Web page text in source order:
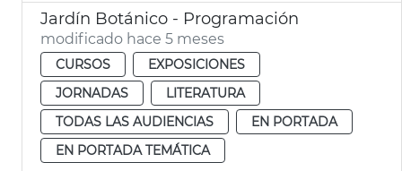
Jardín Botánico - Programación
modificado hace 5 meses
CURSOS
EXPOSICIONES
JORNADAS
LITERATURA
TODAS LAS AUDIENCIAS
EN PORTADA
EN PORTADA TEMÁTICA